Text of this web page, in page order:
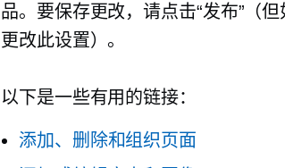
品。要保存更改，请点击“发布”（
更改此设置）。
以下是一些有用的链接：
添加、删除和组织页面